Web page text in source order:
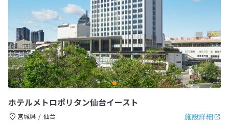
ホテルメトロポリタン仙台イースト
施設詳細
宮城県
仙台